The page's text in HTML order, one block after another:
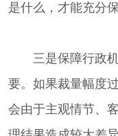
是什么，才能充分
三是保障行政
要。如果裁量幅度
会由于主观情节、